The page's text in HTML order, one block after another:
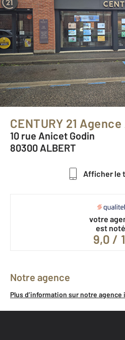
CENTURY 21
10 rue Anicet Godin
80300 ALBERT
Afficher le
votre
est
9,0 /
Notre agence
Plus d’information sur notre agence